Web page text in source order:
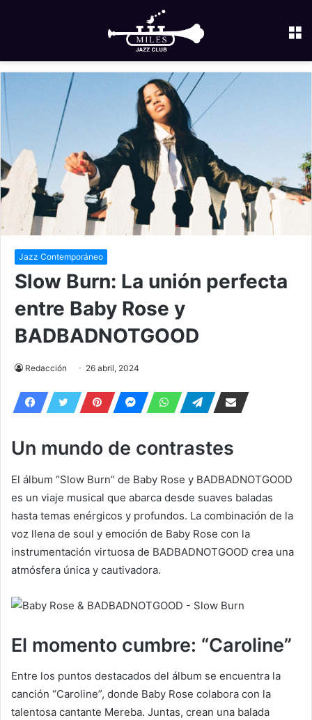
Jazz Contemporáneo
Slow Burn: La unión perfecta
entre Baby Rose y
BADBADNOTGOOD
Redacción 26 abril, 2024
Un mundo de contrastes
El álbum “Slow Burn” de Baby Rose y BADBADNOTGOOD
es un viaje musical que abarca desde suaves baladas
hasta temas enérgicos y profundos. La combinación de la
voz llena de soul y emoción de Baby Rose con la
instrumentación virtuosa de BADBADNOTGOOD crea una
atmósfera única y cautivadora.
El momento cumbre: “Caroline”
Entre los puntos destacados del álbum se encuentra la
canción “Caroline”, donde Baby Rose colabora con la
talentosa cantante Mereba. Juntas, crean una balada